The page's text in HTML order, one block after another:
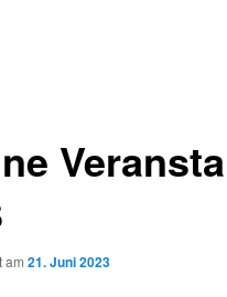
am 21. Juni 2023